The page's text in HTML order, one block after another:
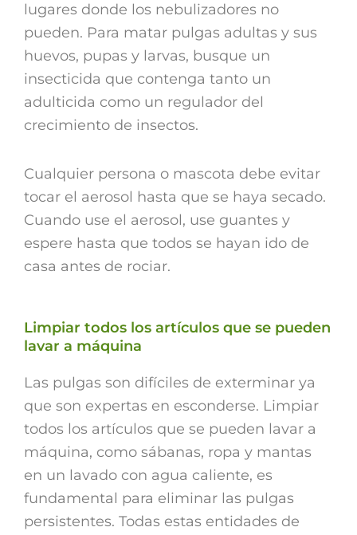
lugares donde los nebulizadores no
pueden. Para matar pulgas adultas y sus
huevos, pupas y larvas, busque un
insecticida que contenga tanto un
adulticida como un regulador del
crecimiento de insectos.
Cualquier persona o mascota debe evitar
tocar el aerosol hasta que se haya secado.
Cuando use el aerosol, use guantes y
espere hasta que todos se hayan ido de
casa antes de rociar.
Limpiar todos los artículos que se pueden
lavar a máquina
Las pulgas son difíciles de exterminar ya
que son expertas en esconderse. Limpiar
todos los artículos que se pueden lavar a
máquina, como sábanas, ropa y mantas
en un lavado con agua caliente, es
fundamental para eliminar las pulgas
persistentes. Todas estas entidades de